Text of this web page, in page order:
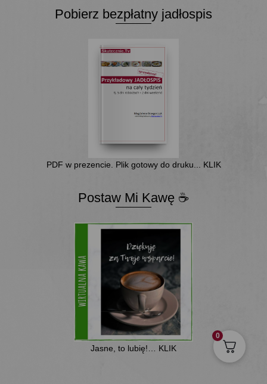
Pobierz bezpłatny jadłospis
PDF w prezencie. Plik gotowy do druku... KLIK
Postaw Mi Kawę ☕
Jasne, to lubię!… KLIK
0